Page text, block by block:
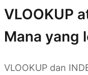
VLOOKUP
Mana yang
VLOOKUP dan